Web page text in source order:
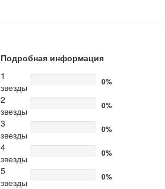
Подробная информация
1
звезды
0%
2
звезды
0%
3
звезды
0%
4
звезды
0%
5
звезды
0%